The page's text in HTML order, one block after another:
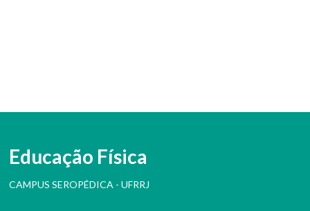
Educação Física
CAMPUS SEROPÉDICA - UFRRJ